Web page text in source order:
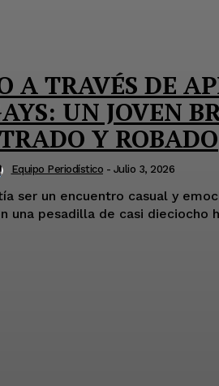
A TRAVÉS DE
UN JOVEN
Y ROBADO
Equipo Periodístico - Julio 3, 2026
ser un encuentro casual y